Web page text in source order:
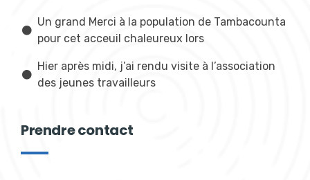
Un grand Merci à la population de Tambacounta
pour cet acceuil chaleureux lors
Hier après midi, j’ai rendu visite à l’association
des jeunes travailleurs
Prendre contact